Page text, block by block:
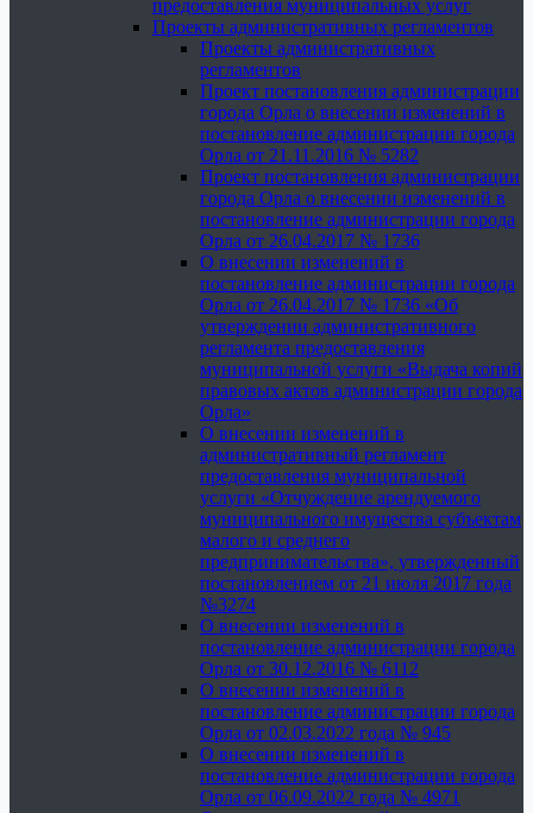
предоставления муниципальных услуг
Проекты административных регламентов
Проекты административных
регламентов
Проект постановления администрации
города Орла о внесении изменений в
постановление администрации города
Орла от 21.11.2016 № 5282
Проект постановления администрации
города Орла о внесении изменений в
постановление администрации города
Орла от 26.04.2017 № 1736
О внесении изменений в
постановление администрации города
Орла от 26.04.2017 № 1736 «Об
утверждении административного
регламента предоставления
муниципальной услуги «Выдача копий
правовых актов администрации города
Орла»
О внесении изменений в
административный регламент
предоставления муниципальной
услуги «Отчуждение арендуемого
муниципального имущества субъектам
малого и среднего
предпринимательства», утвержденный
постановлением от 21 июля 2017 года
№3274
О внесении изменений в
постановление администрации города
Орла от 30.12.2016 № 6112
О внесении изменений в
постановление администрации города
Орла от 02.03.2022 года № 945
О внесении изменений в
постановление администрации города
Орла от 06.09.2022 года № 4971